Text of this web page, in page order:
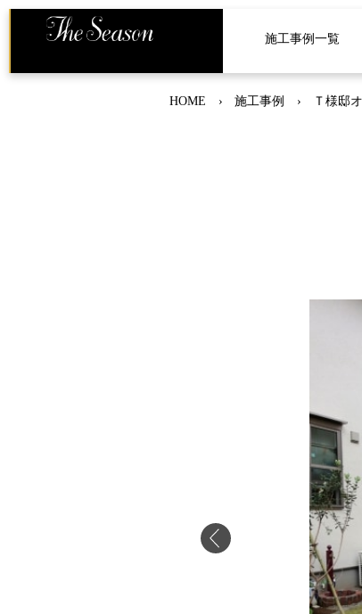
施工事例一覧
HOME 施工事例 Ｔ様邸